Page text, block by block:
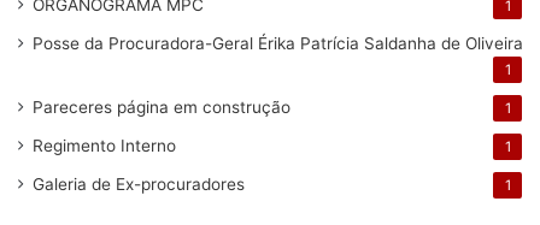
ORGANOGRAMA MPC 1
Posse da Procuradora-Geral Érika Patrícia Saldanha de Oliveira
1
Pareceres página em construção 1
Regimento Interno 1
Galeria de Ex-procuradores 1